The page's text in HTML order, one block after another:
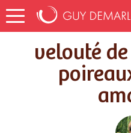
Accueil
Recettes
velouté de potimarron poireaux
velouté